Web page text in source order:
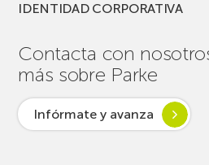
IDENTIDAD CORPORATIVA
Contacta con
más sobre Parke
Infórmate y avanza